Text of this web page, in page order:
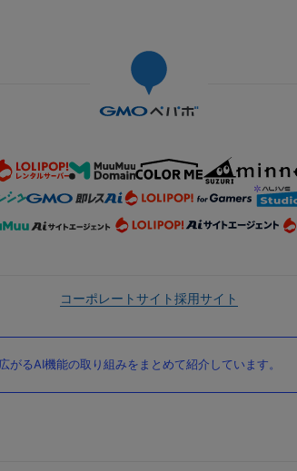
コーポレートサイト採用サイト
るAI機能の取り組みをまとめて紹介しています。